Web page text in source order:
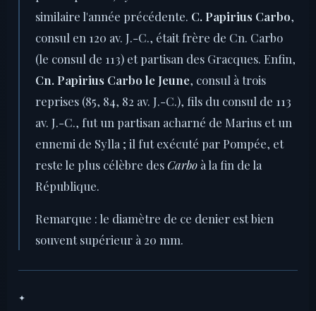
similaire l'année précédente. C. Papirius Carbo,
consul en 120 av. J.-C., était frère de Cn. Carbo
(le consul de 113) et partisan des Gracques. Enfin,
Cn. Papirius Carbo le Jeune, consul à trois
reprises (85, 84, 82 av. J.-C.), fils du consul de 113
av. J.-C., fut un partisan acharné de Marius et un
ennemi de Sylla ; il fut exécuté par Pompée, et
reste le plus célèbre desCarbo à la fin de la
République.
Remarque : le diamètre de ce denier est bien
souvent supérieur à 20 mm.
✦